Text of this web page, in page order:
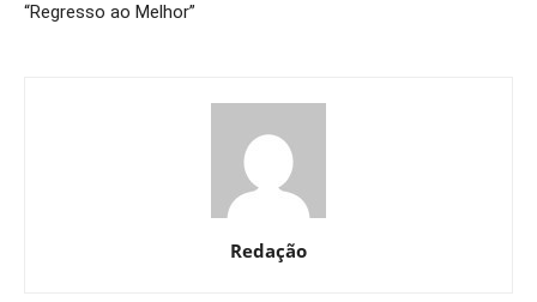
“Regresso ao Melhor”
Redação